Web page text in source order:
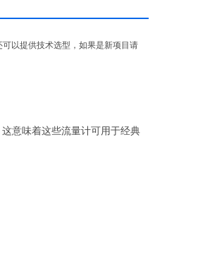
以提供技术选型，如果是新项目请
意味着这些流量计可用于经典